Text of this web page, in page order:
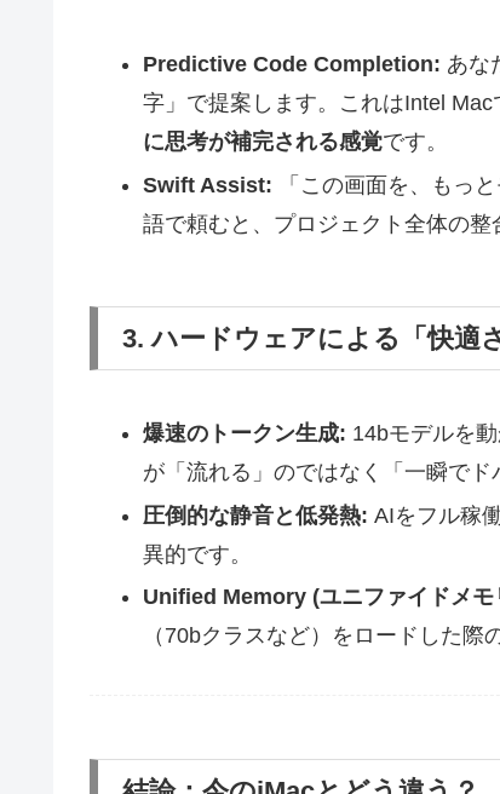
Predictive Code Completion: あな
字」で提案します。これはIntel Mac
に思考が補完される感覚です。
Swift Assist: 「この画面を、もっ
語で頼むと、プロジェクト全体の整
3. ハードウェアによる「快適
爆速のトークン生成: 14bモデルを
が「流れる」のではなく「一瞬でド
圧倒的な静音と低発熱: AIをフル稼
異的です。
Unified Memory (ユニファイドメモ
（70bクラスなど）をロードした際